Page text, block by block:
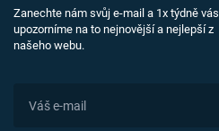
Zanechte nám svůj e-mail a 1x týdně vás
upozorníme na to nejnovější a nejlepší z
našeho webu.